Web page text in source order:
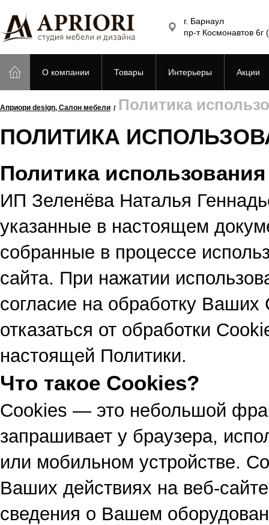
г. Барнаул
пр-т Космонавтов 6г
О компании Товары Интерьеры Акции
Априори design, Салон мебели Политика
ПОЛИТИКА
Политика
ИП Зеленёва Наталья
указанные в настоящем
собранные в процессе
сайта. При нажатии
согласие на обработку
отказаться от обработки
настоящей Политики.
Что такое Cookies?
Сookies — это небольшой
запрашивает у браузера,
или мобильном устройстве.
Ваших действиях на веб-
сведения о Вашем